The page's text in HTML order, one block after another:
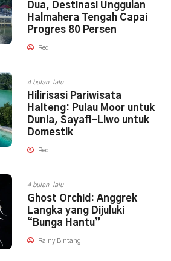
Dua, Destinasi Unggulan
Halmahera Tengah Capai
Progres 80 Persen
Red
4 bulan lalu
Hilirisasi Pariwisata
Halteng: Pulau Moor untuk
Dunia, Sayafi-Liwo untuk
Domestik
Red
4 bulan lalu
Ghost Orchid: Anggrek
Langka yang Dijuluki
“Bunga Hantu”
Rainy Bintang